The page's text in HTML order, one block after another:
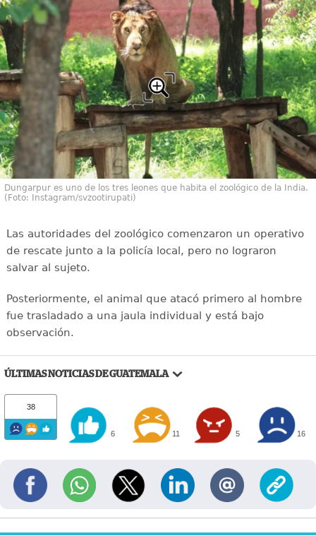
Dungarpur es uno de los tres leones que habita el zoológico de la India.
(Foto: Instagram/svzootirupati)
Las autoridades del zoológico comenzaron un operativo
de rescate junto a la policía local, pero no lograron
salvar al sujeto.
Posteriormente, el animal que atacó primero al hombre
fue trasladado a una jaula individual y está bajo
observación.
ÚLTIMAS NOTICIAS DE GUATEMALA
38
6 11 5 16